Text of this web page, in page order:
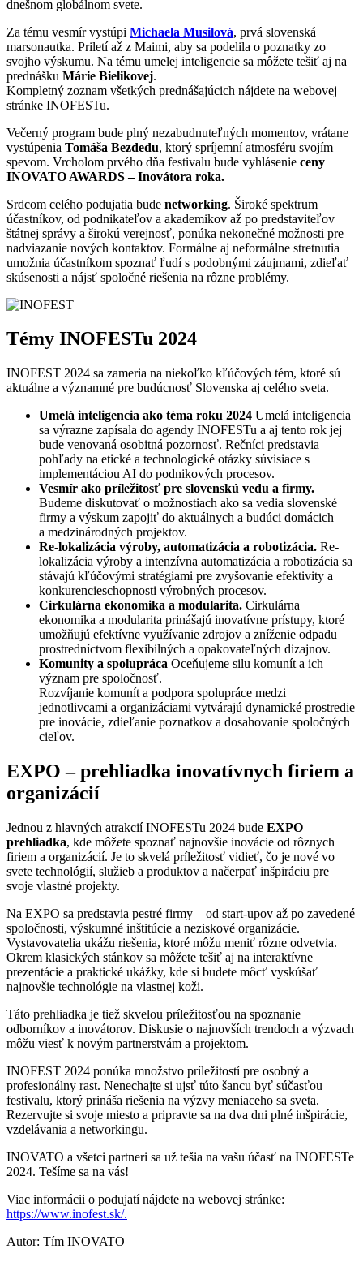
dnešnom globálnom svete.
Za tému vesmír vystúpi Michaela Musilová, prvá slovenská
marsonautka. Priletí až z Maimi, aby sa podelila o poznatky zo
svojho výskumu. Na tému umelej inteligencie sa môžete tešiť aj na
prednášku Márie Bielikovej.
Kompletný zoznam všetkých prednášajúcich nájdete na webovej
stránke INOFESTu.
Večerný program bude plný nezabudnuteľných momentov, vrátane
vystúpenia Tomáša Bezdedu, ktorý spríjemní atmosféru svojím
spevom. Vrcholom prvého dňa festivalu bude vyhlásenie ceny
INOVATO AWARDS – Inovátora roka.
Srdcom celého podujatia bude networking. Široké spektrum
účastníkov, od podnikateľov a akademikov až po predstaviteľov
štátnej správy a širokú verejnosť, ponúka nekonečné možnosti pre
nadviazanie nových kontaktov. Formálne aj neformálne stretnutia
umožnia účastníkom spoznať ľudí s podobnými záujmami, zdieľať
skúsenosti a nájsť spoločné riešenia na rôzne problémy.
Témy INOFESTu 2024
INOFEST 2024 sa zameria na niekoľko kľúčových tém, ktoré sú
aktuálne a významné pre budúcnosť Slovenska aj celého sveta.
Umelá inteligencia ako téma roku 2024 Umelá inteligencia
sa výrazne zapísala do agendy INOFESTu a aj tento rok jej
bude venovaná osobitná pozornosť. Rečníci predstavia
pohľady na etické a technologické otázky súvisiace s
implementáciou AI do podnikových procesov.
Vesmír ako príležitosť pre slovenskú vedu a firmy.
Budeme diskutovať o možnostiach ako sa vedia slovenské
firmy a výskum zapojiť do aktuálnych a budúci domácich
a medzinárodných projektov.
Re-lokalizácia výroby, automatizácia a robotizácia. Re-
lokalizácia výroby a intenzívna automatizácia a robotizácia sa
stávajú kľúčovými stratégiami pre zvyšovanie efektivity a
konkurencieschopnosti výrobných procesov.
Cirkulárna ekonomika a modularita. Cirkulárna
ekonomika a modularita prinášajú inovatívne prístupy, ktoré
umožňujú efektívne využívanie zdrojov a zníženie odpadu
prostredníctvom flexibilných a opakovateľných dizajnov.
Komunity a spolupráca Oceňujeme silu komunít a ich
význam pre spoločnosť.
Rozvíjanie komunít a podpora spolupráce medzi
jednotlivcami a organizáciami vytvárajú dynamické prostredie
pre inovácie, zdieľanie poznatkov a dosahovanie spoločných
cieľov.
EXPO – prehliadka inovatívnych firiem a
organizácií
Jednou z hlavných atrakcií INOFESTu 2024 bude EXPO
prehliadka, kde môžete spoznať najnovšie inovácie od rôznych
firiem a organizácií. Je to skvelá príležitosť vidieť, čo je nové vo
svete technológií, služieb a produktov a načerpať inšpiráciu pre
svoje vlastné projekty.
Na EXPO sa predstavia pestré firmy – od start-upov až po zavedené
spoločnosti, výskumné inštitúcie a neziskové organizácie.
Vystavovatelia ukážu riešenia, ktoré môžu meniť rôzne odvetvia.
Okrem klasických stánkov sa môžete tešiť aj na interaktívne
prezentácie a praktické ukážky, kde si budete môcť vyskúšať
najnovšie technológie na vlastnej koži.
Táto prehliadka je tiež skvelou príležitosťou na spoznanie
odborníkov a inovátorov. Diskusie o najnovších trendoch a výzvach
môžu viesť k novým partnerstvám a projektom.
INOFEST 2024 ponúka množstvo príležitostí pre osobný a
profesionálny rast. Nenechajte si ujsť túto šancu byť súčasťou
festivalu, ktorý prináša riešenia na výzvy meniaceho sa sveta.
Rezervujte si svoje miesto a pripravte sa na dva dni plné inšpirácie,
vzdelávania a networkingu.
INOVATO a všetci partneri sa už tešia na vašu účasť na INOFESTe
2024. Tešíme sa na vás!
Viac informácii o podujatí nájdete na webovej stránke:
https://www.inofest.sk/.
Autor: Tím INOVATO